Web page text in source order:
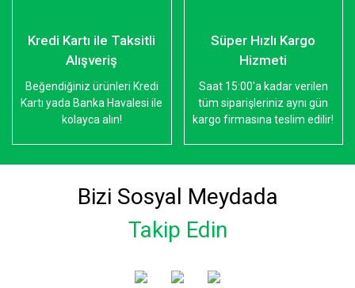
Kredi Kartı ile Taksitli
Alışveriş
Beğendiğiniz ürünleri Kredi
Kartı yada Banka Havalesi ile
kolayca alın!
Süper Hızlı Kargo
Hizmeti
Saat 15:00'a kadar verilen
tüm siparişleriniz aynı gün
kargo firmasına teslim edilir!
Bizi Sosyal Meydada
Takip Edin